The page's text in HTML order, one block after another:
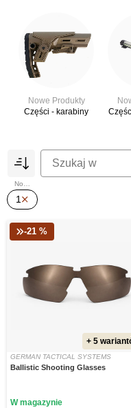
Nowe Produkty
Części - karabiny
1
-21 %
+ 5
GERMAN TACTICAL SYSTEMS
Ballistic Shooting Glasses
W magazynie